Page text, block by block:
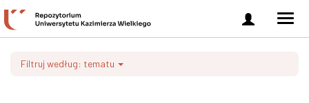
Zaloguj
się
Filtruj według: tematu